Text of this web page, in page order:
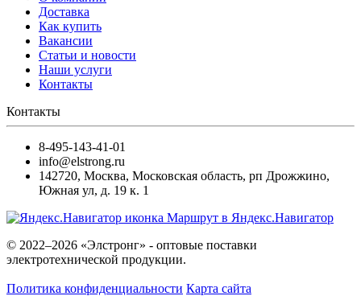
Доставка
Как купить
Вакансии
Статьи и новости
Наши услуги
Контакты
Контакты
8-495-143-41-01
info@elstrong.ru
142720, Москва, Московская область, рп Дрожжино,
Южная ул, д. 19 к. 1
Маршрут в Яндекс.Навигатор
© 2022–2026 «Элстронг» - оптовые поставки
электротехнической продукции.
Политика конфиденциальности Карта сайта